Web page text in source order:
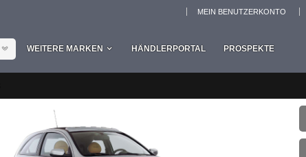
MEIN BENUTZERKONTO
WEITERE MARKEN HÄNDLERPORTAL PROSPEKTE